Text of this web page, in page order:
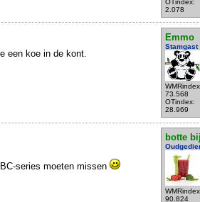
OTindex:
2.078
Emmo
Stamgast
73.568
OTindex:
28.969
een koe in de kont.
botte
90.824
series moeten missen